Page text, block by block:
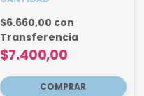
$7.400,00
$6.660,00 con
Transferencia